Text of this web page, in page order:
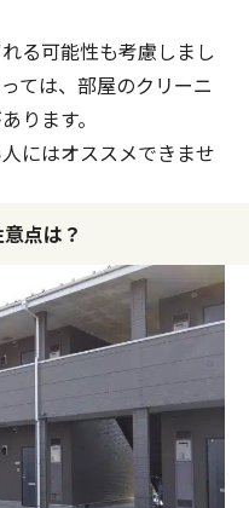
る可能性も考慮しまし
ては、部屋のクリーニ
ります。
にはオススメできませ
点は？